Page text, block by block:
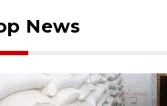
News